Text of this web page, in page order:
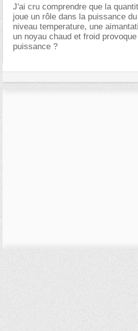
J'ai cru comprendre que la
joue un rôle dans la puissance
niveau temperature, une
un noyau chaud et froid
puissance ?